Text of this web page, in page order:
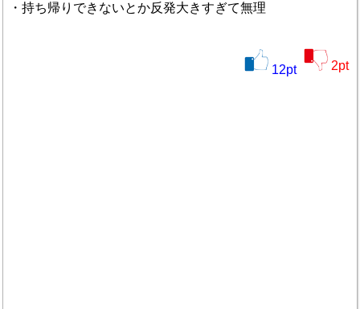
・持ち帰りできないとか反発大きすぎて無理
12pt 2pt